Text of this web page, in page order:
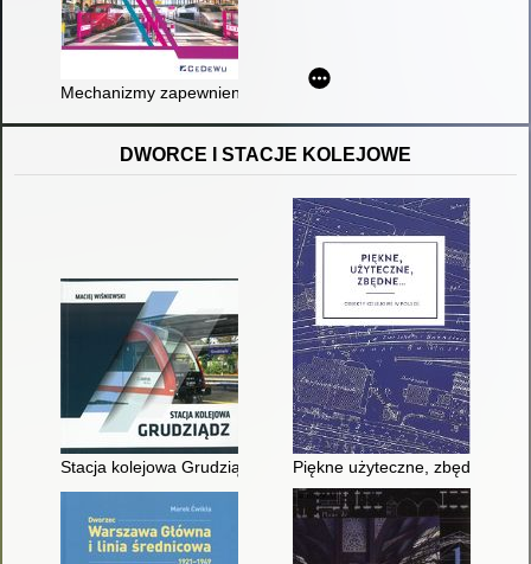
Mechanizmy zapewnienia zgodności technicznej i
DWORCE I STACJE KOLEJOWE
Stacja kolejowa Grudziądz Piękne użyteczne, zbędne... :